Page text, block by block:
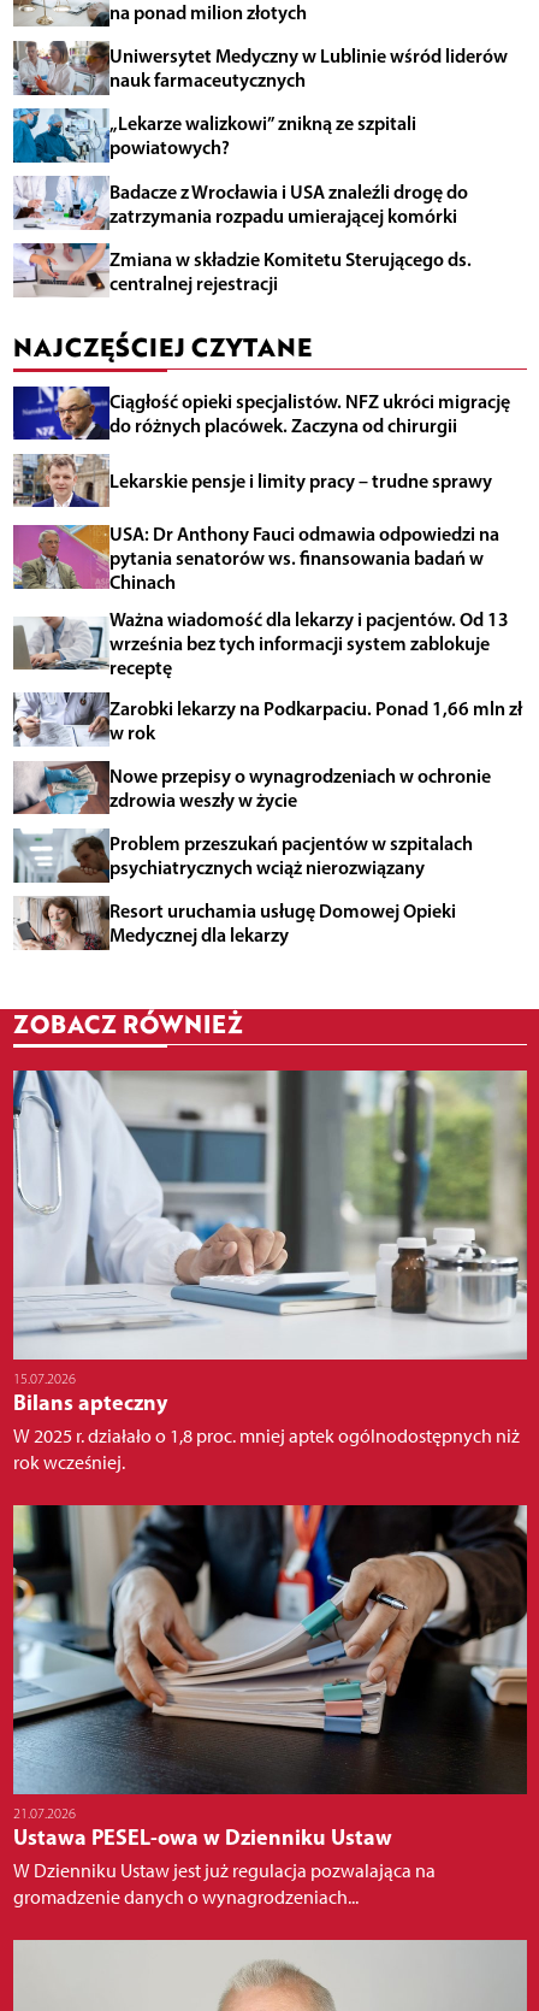
na ponad milion złotych
Uniwersytet Medyczny w Lublinie wśród liderów
nauk farmaceutycznych
„Lekarze walizkowi” znikną ze szpitali
powiatowych?
Badacze z Wrocławia i USA znaleźli drogę do
zatrzymania rozpadu umierającej komórki
Zmiana w składzie Komitetu Sterującego ds.
centralnej rejestracji
NAJCZĘŚCIEJ CZYTANE
Ciągłość opieki specjalistów. NFZ ukróci migrację
do różnych placówek. Zaczyna od chirurgii
Lekarskie pensje i limity pracy – trudne sprawy
USA: Dr Anthony Fauci odmawia odpowiedzi na
pytania senatorów ws. finansowania badań w
Chinach
Ważna wiadomość dla lekarzy i pacjentów. Od 13
września bez tych informacji system zablokuje
receptę
Zarobki lekarzy na Podkarpaciu. Ponad 1,66 mln zł
w rok
Nowe przepisy o wynagrodzeniach w ochronie
zdrowia weszły w życie
Problem przeszukań pacjentów w szpitalach
psychiatrycznych wciąż nierozwiązany
Resort uruchamia usługę Domowej Opieki
Medycznej dla lekarzy
ZOBACZ RÓWNIEŻ
15.07.2026
Bilans apteczny
W 2025 r. działało o 1,8 proc. mniej aptek ogólnodostępnych niż
rok wcześniej.
21.07.2026
Ustawa PESEL-owa w Dzienniku Ustaw
W Dzienniku Ustaw jest już regulacja pozwalająca na
gromadzenie danych o wynagrodzeniach...